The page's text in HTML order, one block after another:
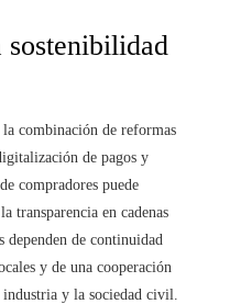
sostenibilidad
combinación de reformas
de pagos y
compradores puede
transparencia en cadenas
dependen de continuidad
y de una cooperación
y la sociedad civil.